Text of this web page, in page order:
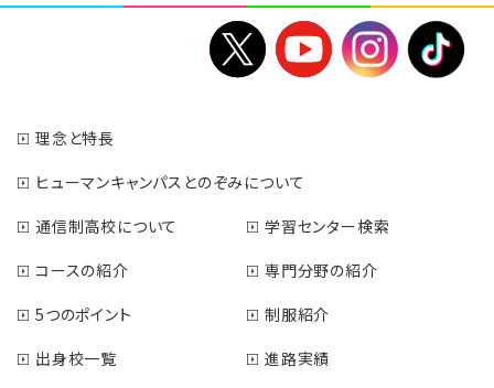
理念と特長
ヒューマンキャンパスとのぞみについて
通信制高校について
学習センター検索
コースの紹介
専門分野の紹介
5つのポイント
制服紹介
出身校一覧
進路実績